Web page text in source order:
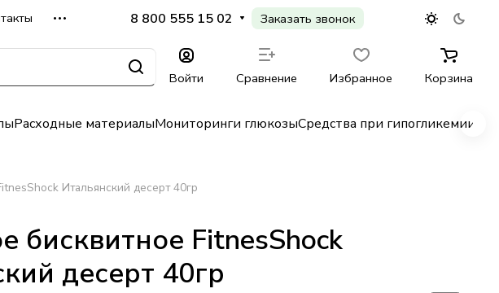
8 800 555 15 02 Заказать звонок
Войти Сравнение Избранное Корзина
Расходные материалыМониторинги глюкозыСредства при гипогликемии
Итальянский десерт 40гр
бисквитное FitnesShock
десерт 40гр